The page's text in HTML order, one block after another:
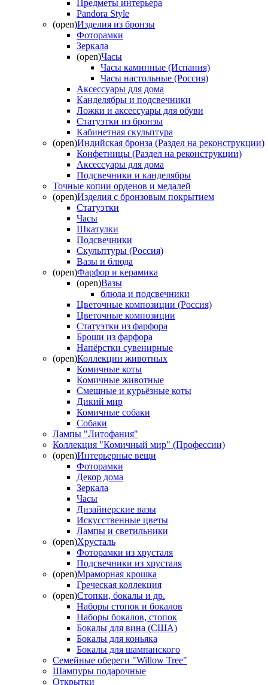
Предметы интерьера
Pandora Style
(open)Изделия из бронзы
Фоторамки
Зеркала
(open)Часы
Часы каминные (Испания)
Часы настольные (Россия)
Аксессуары для дома
Канделябры и подсвечники
Ложки и аксессуары для обуви
Статуэтки из бронзы
Кабинетная скульптура
(open)Индийская бронза (Раздел на реконструкции)
Конфетницы (Раздел на реконструкции)
Аксессуары для дома
Подсвечники и канделябры
Точные копии орденов и медалей
(open)Изделия с бронзовым покрытием
Статуэтки
Часы
Шкатулки
Подсвечники
Скульптуры (Россия)
Вазы и блюда
(open)Фарфор и керамика
(open)Вазы
блюда и подсвечники
Цветочные композиции (Россия)
Цветочные композиции
Статуэтки из фарфора
Броши из фарфора
Напёрстки сувенирные
(open)Коллекции животных
Комичные коты
Комичные животные
Смешные и курьёзные коты
Дикий мир
Комичные собаки
Собаки
Лампы "Литофания"
Коллекция "Комичный мир" (Профессии)
(open)Интерьерные вещи
Фоторамки
Декор дома
Зеркала
Часы
Дизайнерские вазы
Искусственные цветы
Лампы и светильники
(open)Хрусталь
Фоторамки из хрусталя
Подсвечники из хрусталя
(open)Мраморная крошка
Греческая коллекция
(open)Стопки, бокалы и др.
Наборы стопок и бокалов
Наборы бокалов, стопок
Бокалы для вина (США)
Бокалы для коньяка
Бокалы для шампанского
Семейные обереги "Willow Tree"
Шампуры подарочные
Открытки